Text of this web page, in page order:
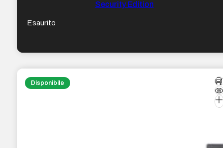
Security Edition
Esaurito
Disponibile